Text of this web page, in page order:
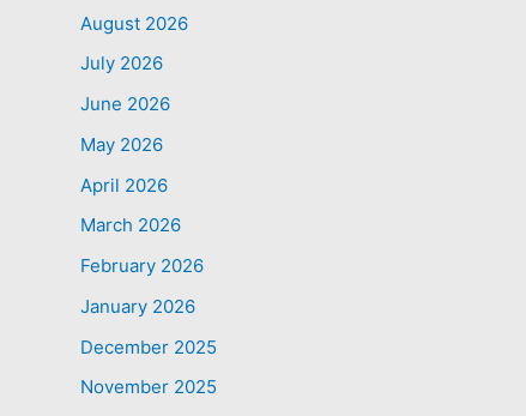
August 2026
July 2026
June 2026
May 2026
April 2026
March 2026
February 2026
January 2026
December 2025
November 2025